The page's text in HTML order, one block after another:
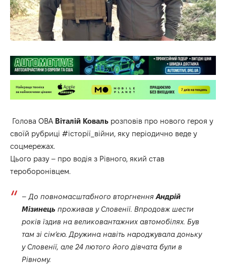
Голова ОВА Віталій Коваль розповів про нового героя у
своїй рубриці #історії_війни, яку періодично веде у
соцмережах.
Цього разу – про водія з Рівного, який став
тероборонівцем.
– До повномасштабного вторгнення Андрій
Мізинець проживав у Словенії. Впродовж шести
років їздив на великовантажних автомобілях. Був
там зі сім’єю. Дружина навіть народжувала доньку
у Словенії, але 24 лютого його дівчата були в
Рівному.